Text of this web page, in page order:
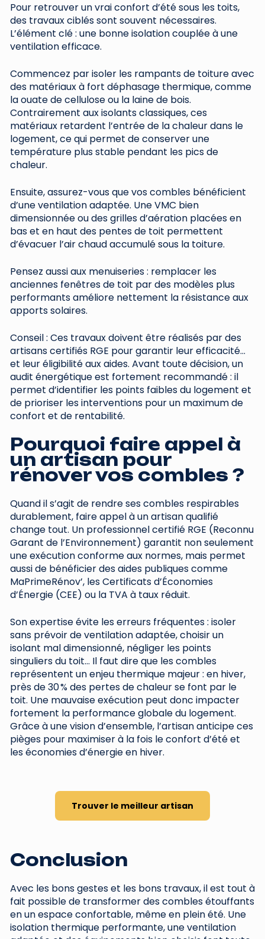
Pour retrouver un vrai confort d’été sous les toits,
des travaux ciblés sont souvent nécessaires.
L’élément clé : une bonne isolation couplée à une
ventilation efficace.
Commencez par isoler les rampants de toiture avec
des matériaux à fort déphasage thermique, comme
la ouate de cellulose ou la laine de bois.
Contrairement aux isolants classiques, ces
matériaux retardent l’entrée de la chaleur dans le
logement, ce qui permet de conserver une
température plus stable pendant les pics de
chaleur.
Ensuite, assurez-vous que vos combles bénéficient
d’une ventilation adaptée. Une VMC bien
dimensionnée ou des grilles d’aération placées en
bas et en haut des pentes de toit permettent
d’évacuer l’air chaud accumulé sous la toiture.
Pensez aussi aux menuiseries : remplacer les
anciennes fenêtres de toit par des modèles plus
performants améliore nettement la résistance aux
apports solaires.
Conseil : Ces travaux doivent être réalisés par des
artisans certifiés RGE pour garantir leur efficacité…
et leur éligibilité aux aides. Avant toute décision, un
audit énergétique est fortement recommandé : il
permet d’identifier les points faibles du logement et
de prioriser les interventions pour un maximum de
confort et de rentabilité.
Pourquoi faire appel à
un artisan pour
rénover vos combles ?
Quand il s’agit de rendre ses combles respirables
durablement, faire appel à un artisan qualifié
change tout. Un professionnel certifié RGE (Reconnu
Garant de l’Environnement) garantit non seulement
une exécution conforme aux normes, mais permet
aussi de bénéficier des aides publiques comme
MaPrimeRénov’, les Certificats d’Économies
d’Énergie (CEE) ou la TVA à taux réduit.
Son expertise évite les erreurs fréquentes : isoler
sans prévoir de ventilation adaptée, choisir un
isolant mal dimensionné, négliger les points
singuliers du toit… Il faut dire que les combles
représentent un enjeu thermique majeur : en hiver,
près de 30 % des pertes de chaleur se font par le
toit. Une mauvaise exécution peut donc impacter
fortement la performance globale du logement.
Grâce à une vision d’ensemble, l’artisan anticipe ces
pièges pour maximiser à la fois le confort d’été et
les économies d’énergie en hiver.
Trouver le meilleur artisan
Conclusion
Avec les bons gestes et les bons travaux, il est tout à
fait possible de transformer des combles étouffants
en un espace confortable, même en plein été. Une
isolation thermique performante, une ventilation